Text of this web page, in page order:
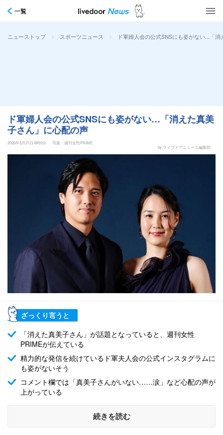
一覧
ニューストップ > スポーツニュース > ド軍婦人会の公式SNSにも姿がない…「
ド軍婦人会の公式SNSにも姿がない…「消えた真美
子さん」に心配の声
2026年5月21日 8時0分
写真：週刊女性PRIME
by ライブドアニュース編集部
ざっくり言うと
「消えた真美子さん」が話題となっていると、週刊女性
PRIMEが伝えている
精力的な発信を続けているド軍夫人会の公式インスタグラムに
も姿がないそう
コメント欄では「真美子さんがいない……涙」など心配の声が
上がっている
続きを読む